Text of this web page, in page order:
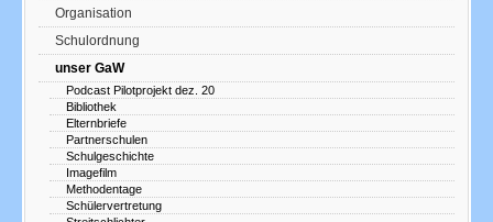
Organisation
Schulordnung
unser GaW
Podcast Pilotprojekt dez. 20
Bibliothek
Elternbriefe
Partnerschulen
Schulgeschichte
Imagefilm
Methodentage
Schülervertretung